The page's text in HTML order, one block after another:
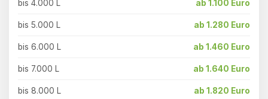
bis 4.000 L ab 1.100 Euro
bis 5.000 L ab 1.280 Euro
bis 6.000 L ab 1.460 Euro
bis 7.000 L ab 1.640 Euro
bis 8.000 L ab 1.820 Euro